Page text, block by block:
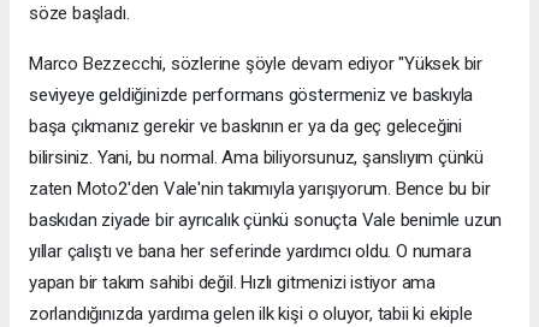
söze başladı.
Marco Bezzecchi, sözlerine şöyle devam ediyor "Yüksek bir
seviyeye geldiğinizde performans göstermeniz ve baskıyla
başa çıkmanız gerekir ve baskının er ya da geç geleceğini
bilirsiniz. Yani, bu normal. Ama biliyorsunuz, şanslıyım çünkü
zaten Moto2'den Vale'nin takımıyla yarışıyorum. Bence bu bir
baskıdan ziyade bir ayrıcalık çünkü sonuçta Vale benimle uzun
yıllar çalıştı ve bana her seferinde yardımcı oldu. O numara
yapan bir takım sahibi değil. Hızlı gitmenizi istiyor ama
zorlandığınızda yardıma gelen ilk kişi o oluyor, tabii ki ekiple